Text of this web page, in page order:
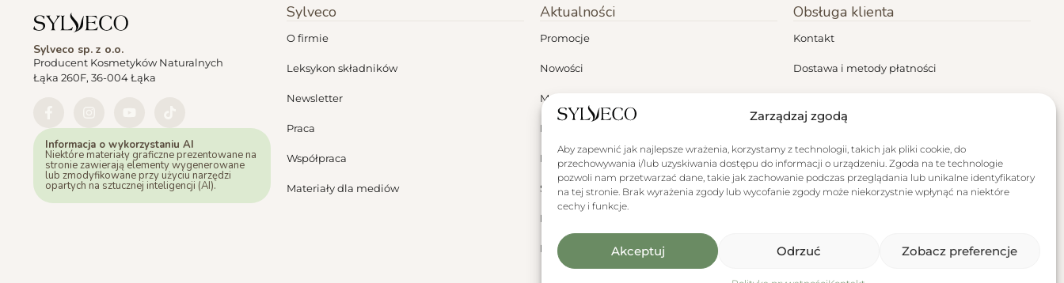
Zarządzaj zgodą
Aby zapewnić jak najlepsze wrażenia, korzystamy z technologii, takich jak pliki cookie, do
przechowywania i/lub uzyskiwania dostępu do informacji o urządzeniu. Zgoda na te technologie
pozwoli nam przetwarzać dane, takie jak zachowanie podczas przeglądania lub unikalne identyfikatory
na tej stronie. Brak wyrażenia zgody lub wycofanie zgody może niekorzystnie wpłynąć na niektóre
cechy i funkcje.
Akceptuj Odrzuć Zobacz preferencje
Sylveco sp. z o.o.
Producent Kosmetyków Naturalnych
Łąka 260F, 36-004 Łąka
Informacja o wykorzystaniu AI
Niektóre materiały graficzne prezentowane na
stronie zawierają elementy wygenerowane
lub zmodyfikowane przy użyciu narzędzi
opartych na sztucznej inteligencji (AI).
Sylveco
O firmie
Leksykon składników
Newsletter
Praca
Współpraca
Materiały dla mediów
Aktualności
Promocje
Nowości
Moje konto
Dermokonsultacje
Blog
Sylveco za granicą
Polityka plików cookies
Polityka plików cookies
Obsługa klienta
Kontakt
Dostawa i metody płatności
Zwroty i reklamacje
RODO